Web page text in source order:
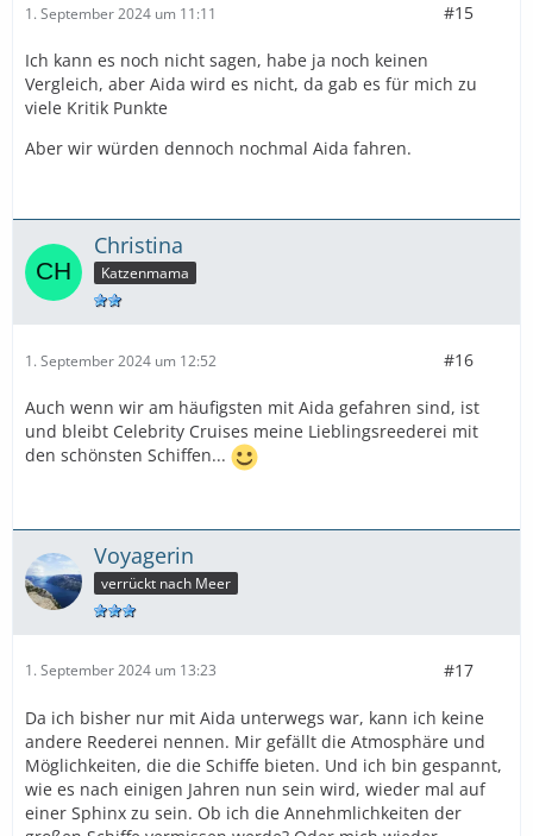
1. September 2024 um 11:11 #15
Ich kann es noch nicht sagen, habe ja noch keinen
Vergleich, aber Aida wird es nicht, da gab es für mich zu
viele Kritik Punkte
Aber wir würden dennoch nochmal Aida fahren.
Christina
Katzenmama
1. September 2024 um 12:52 #16
Auch wenn wir am häufigsten mit Aida gefahren sind, ist
und bleibt Celebrity Cruises meine Lieblingsreederei mit
den schönsten Schiffen...
Voyagerin
verrückt nach Meer
1. September 2024 um 13:23 #17
Da ich bisher nur mit Aida unterwegs war, kann ich keine
andere Reederei nennen. Mir gefällt die Atmosphäre und
Möglichkeiten, die die Schiffe bieten. Und ich bin gespannt,
wie es nach einigen Jahren nun sein wird, wieder mal auf
einer Sphinx zu sein. Ob ich die Annehmlichkeiten der